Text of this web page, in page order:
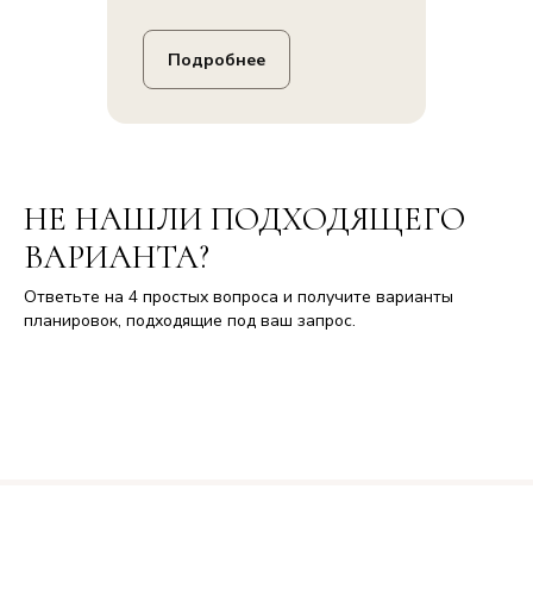
Подробнее
НЕ НАШЛИ ПОДХОДЯЩЕГО
ВАРИАНТА?
Ответьте на 4 простых вопроса и получите варианты
планировок, подходящие под ваш запрос.